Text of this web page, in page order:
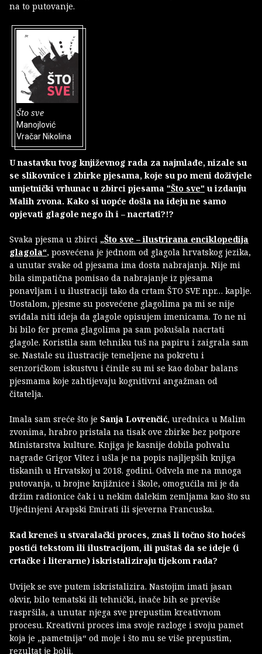
na to putovanje.
Što sve
Manojlović
Vračar Nikolina
U nastavku tvog književnog rada za najmlađe, nizale su
se slikovnice i zbirke pjesama, koje su po meni doživjele
umjetnički vrhunac u zbirci pjesama "Što sve" u izdanju
Malih zvona. Kako si uopće došla na ideju ne samo
opjevati glagole nego ih i – nacrtati?!?
Svaka pjesma u zbirci „Što sve – ilustrirana enciklopedija
glagola“, posvećena je jednom od glagola hrvatskog jezika,
a unutar svake od pjesama ima dosta nabrajanja. Nije mi
bila simpatična pomisao da nabrajanje iz pjesama
ponavljam i u ilustraciji tako da crtam ŠTO SVE npr… kaplje.
Uostalom, pjesme su posvećene glagolima pa mi se nije
sviđala niti ideja da glagole opisujem imenicama. To ne ni
bi bilo fer prema glagolima pa sam pokušala nacrtati
glagole. Koristila sam tehniku tuš na papiru i zaigrala sam
se. Nastale su ilustracije temeljene na pokretu i
senzoričkom iskustvu i činile su mi se kao dobar balans
pjesmama koje zahtijevaju kognitivni angažman od
čitatelja.
Imala sam sreće što je Sanja Lovrenčić, urednica u Malim
zvonima, hrabro pristala na tisak ove zbirke bez potpore
Ministarstva kulture. Knjiga je kasnije dobila pohvalu
nagrade Grigor Vitez i ušla je na popis najljepših knjiga
tiskanih u Hrvatskoj u 2018. godini. Odvela me na mnoga
putovanja, u brojne knjižnice i škole, omogućila mi je da
držim radionice čak i u nekim dalekim zemljama kao što su
Ujedinjeni Arapski Emirati ili sjeverna Francuska.
Kad kreneš u stvaralački proces, znaš li točno što hoćeš
postići tekstom ili ilustracijom, ili puštaš da se ideje (i
crtačke i literarne) iskristaliziraju tijekom rada?
Uvijek se sve putem iskristalizira. Nastojim imati jasan
okvir, bilo tematski ili tehnički, inače bih se previše
raspršila, a unutar njega sve prepustim kreativnom
procesu. Kreativni proces ima svoje razloge i svoju pamet
koja je „pametnija“ od moje i što mu se više prepustim,
rezultat je bolji.